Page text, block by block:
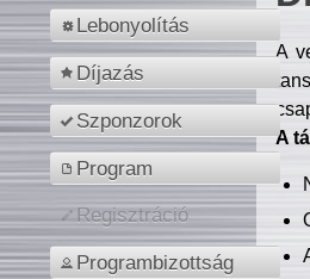
Lebonyolítás
Díjazás
Szponzorok
Program
Regisztráció
Programbizottság
A
A